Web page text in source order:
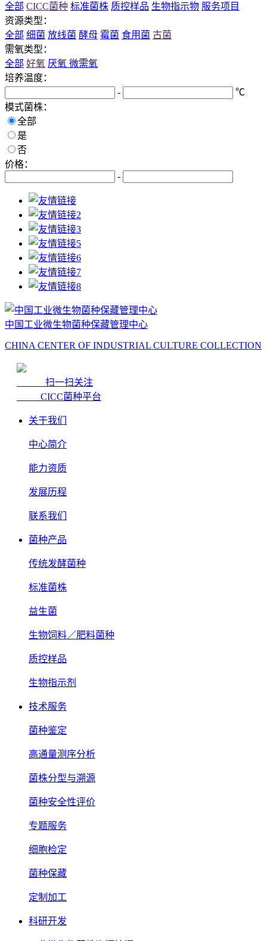
全部 CICC菌种 标准菌株 质控样品 生物指示物 服务项目
资源类型：
全部 细菌 放线菌 酵母 霉菌 食用菌 古菌
需氧类型：
全部 好氧 厌氧 微需氧
培养温度：
-
℃
模式菌株：
全部
是
否
价格：
-
中国工业微生物菌种保藏管理中心
CHINA CENTER OF INDUSTRIAL CULTURE COLLECTION
扫一扫关注
CICC菌种平台
关于我们
中心简介
能力资质
发展历程
联系我们
菌种产品
传统发酵菌种
标准菌株
益生菌
生物饲料／肥料菌种
质控样品
生物指示剂
技术服务
菌种鉴定
高通量测序分析
菌株分型与溯源
菌种安全性评价
专题服务
细胞检定
菌种保藏
定制加工
科研开发